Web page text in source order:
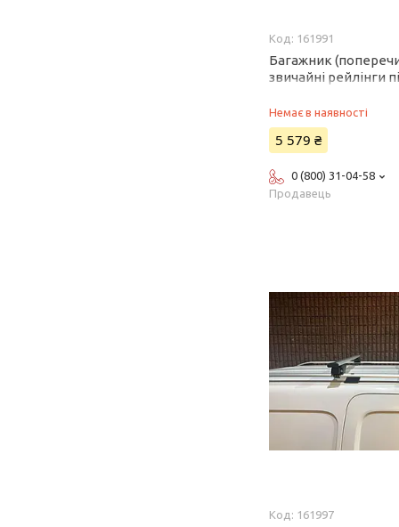
161991
Багажник
звичайні рейлінги
для Lexus GX470
Немає в наявності
5 579 ₴
0 (800) 31-04-58
Продавець
161997